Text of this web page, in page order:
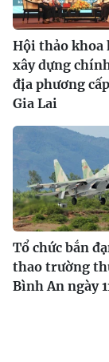
Hội thảo khoa
xây dựng
địa phương
Gia Lai
Tổ chức bắn
thao trường
Bình An ngày